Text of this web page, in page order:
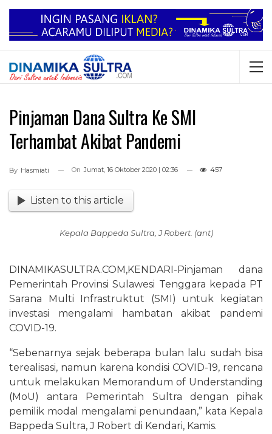
Pinjaman Dana Sultra Ke SMI
Terhambat Akibat Pandemi
By Hasmiati On Jumat, 16 Oktober 2020 | 02:36 457
Listen to this article
Kepala Bappeda Sultra, J Robert. (ant)
DINAMIKASULTRA.COM,KENDARI-Pinjaman dana
Pemerintah Provinsi Sulawesi Tenggara kepada PT
Sarana Multi Infrastruktut (SMI) untuk kegiatan
investasi mengalami hambatan akibat pandemi
COVID-19.
“Sebenarnya sejak beberapa bulan lalu sudah bisa
terealisasi, namun karena kondisi COVID-19, rencana
untuk melakukan Memorandum of Understanding
(MoU) antara Pemerintah Sultra dengan pihak
pemilik modal mengalami penundaan,” kata Kepala
Bappeda Sultra, J Robert di Kendari, Kamis.